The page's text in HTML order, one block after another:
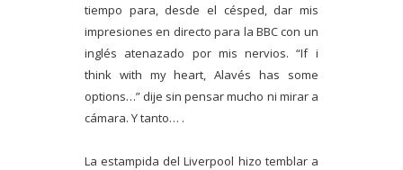
tiempo para, desde el césped, dar mis
impresiones en directo para la BBC con un
inglés atenazado por mis nervios.“If i
think with my heart, Alavés has some
options…” dije sin pensar mucho ni mirar a
cámara. Y tanto… .
La estampida del Liverpool hizo temblar a